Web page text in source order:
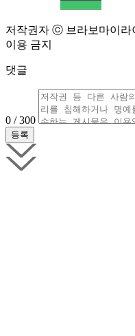
저작권자 ⓒ 브라보마이라
이용 금지
댓글
0 / 300